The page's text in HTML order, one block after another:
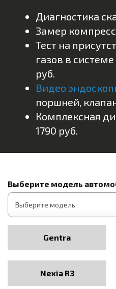
Диагностика
Замер
Тест на
газов в
руб.
Видео
поршней,
Комплексная
1790 руб.
Выберите модель
Gentra
Nexia R3